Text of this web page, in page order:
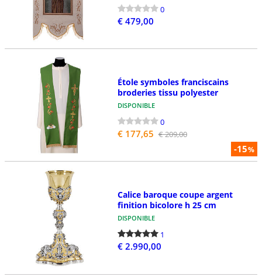
0
€ 479,00
-15%
Étole symboles franciscains
broderies tissu polyester
DISPONIBLE
0
€ 177,65 € 209,00
Calice baroque coupe argent
finition bicolore h 25 cm
DISPONIBLE
1
€ 2.990,00